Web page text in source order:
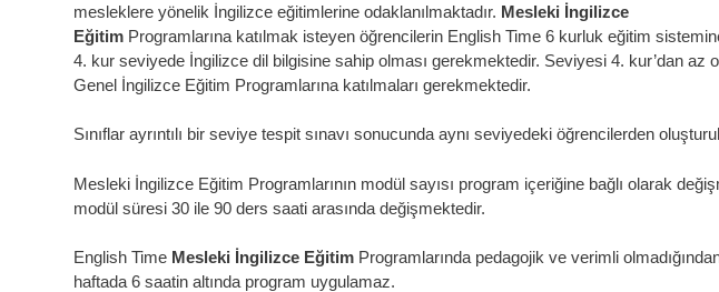
mesleklere yönelik İngilizce eğitimlerine odaklanılmaktadır. Mesleki İngilizce
Eğitim Programlarına katılmak isteyen öğrencilerin English Time 6 kurluk eğitim
4. kur seviyede İngilizce dil bilgisine sahip olması gerekmektedir. Seviyesi 4. kur’dan az
Genel İngilizce Eğitim Programlarına katılmaları gerekmektedir.
Sınıflar ayrıntılı bir seviye tespit sınavı sonucunda aynı seviyedeki öğrencilerden
Mesleki İngilizce Eğitim Programlarının modül sayısı program içeriğine bağlı olarak
modül süresi 30 ile 90 ders saati arasında değişmektedir.
English Time Mesleki İngilizce Eğitim Programlarında pedagojik ve verimli
haftada 6 saatin altında program uygulamaz.